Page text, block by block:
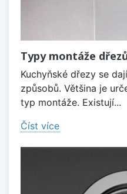
Typy montáže
Kuchyňské dřezy se
způsobů. Většina je
typ montáže. Existují...
Číst více